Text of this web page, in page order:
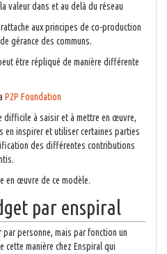
valeur dans et au delà du réseau
aux principes de co-production
gérance des communs.
être répliqué de manière différente
P2P Foundation
difficile à saisir et à mettre en œuvre,
en inspirer et utiliser certaines parties
des différentes contributions
en œuvre de ce modèle.
par enspiral
personne, mais par fonction un
cette manière chez Enspiral qui